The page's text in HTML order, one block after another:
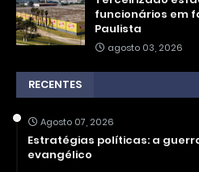
funcionários em
Paulista
agosto 03, 2026
RECENTES
Agosto 07, 2026
Estratégias políticas: a
evangélico